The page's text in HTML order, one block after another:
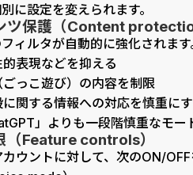
に設定を変えられます。
ツ保護（Content
ィルタが自動的に強化されます
表現などを抑える
っこ遊び）の内容を制限
関する情報への対応を慎重に
」よりも一段階慎重なモー
（Feature controls）
ウントに対して、次のON/OFF